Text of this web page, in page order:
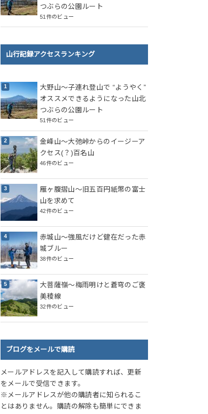
つぶらの公園ルート
51件のビュー
山行記録アクセスランキング
大野山～子連れ登山で “ようやく”
オススメできるようになった山北
つぶらの公園ルート
51件のビュー
金峰山～大弛峠からのイージーア
クセス(？)百名山
46件のビュー
雁ヶ腹摺山～旧五百円紙幣の富士
山を求めて
42件のビュー
赤城山～強風だけど健在だった赤
城ブルー
38件のビュー
大菩薩嶺～梅雨明けと蒼穹のご褒
美稜線
32件のビュー
ブログをメールで購読
メールアドレスを記入して購読すれば、更新
をメールで受信できます。
※メールアドレスが他の購読者に知られるこ
とはありません。購読の解除も簡単にできま